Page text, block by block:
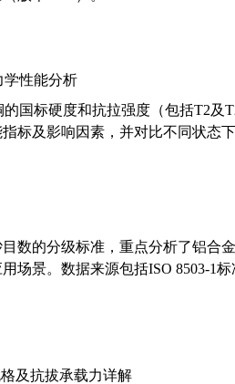
学性能分析
国标硬度和抗拉强度（包括T2及
标及影响因素，并对比不同状态
数的分级标准，重点分析了铝合
场景。数据来源包括ISO 8503-1
及抗拔承载力详解